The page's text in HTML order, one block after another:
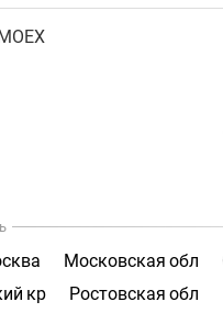
Московская обл
кр
Ростовская обл